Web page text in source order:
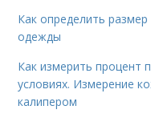
Как определить
одежды
Как измерить процент
условиях. Измерение
калипером